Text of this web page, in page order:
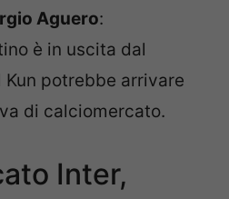
Aguero:
è in uscita dal
potrebbe arrivare
di calciomercato.
Inter,